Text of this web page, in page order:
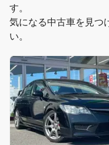
三八上北
下北
津軽
宮城県
秋田県
山形県
福島県
す。
気になる中古車を見つ
い。